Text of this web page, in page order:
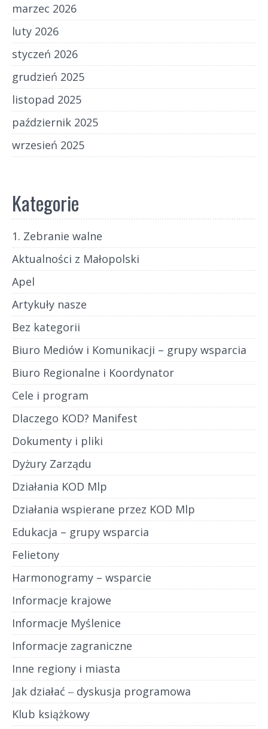
marzec 2026
luty 2026
styczeń 2026
grudzień 2025
listopad 2025
październik 2025
wrzesień 2025
Kategorie
1. Zebranie walne
Aktualności z Małopolski
Apel
Artykuły nasze
Bez kategorii
Biuro Mediów i Komunikacji – grupy wsparcia
Biuro Regionalne i Koordynator
Cele i program
Dlaczego KOD? Manifest
Dokumenty i pliki
Dyżury Zarządu
Działania KOD Mlp
Działania wspierane przez KOD Mlp
Edukacja – grupy wsparcia
Felietony
Harmonogramy – wsparcie
Informacje krajowe
Informacje Myślenice
Informacje zagraniczne
Inne regiony i miasta
Jak działać ‒ dyskusja programowa
Klub książkowy